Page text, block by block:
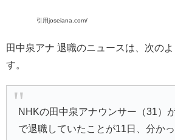
引用joseiana.com/
田中泉アナ 退職のニュースは、次の
す。
NHKの田中泉アナウンサー（31）
で退職していたことが11日、分か